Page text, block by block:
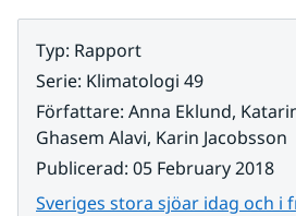
Typ: Rapport
Serie: Klimatologi 49
Författare: Anna Eklund,
Ghasem Alavi, Karin Jacobsson
Publicerad: 05 February 2018
Sveriges stora sjöar idag och i